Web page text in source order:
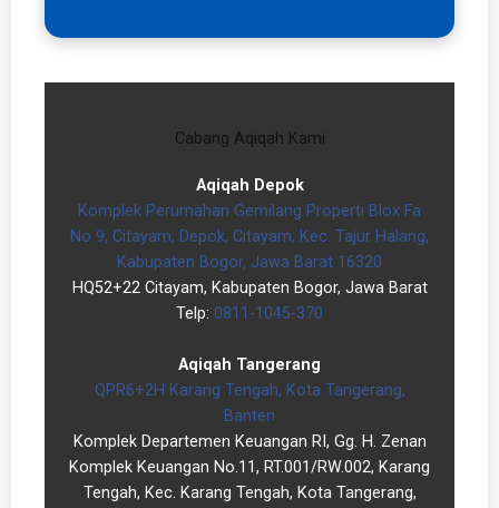
Cabang Aqiqah Kami
Aqiqah Depok
Komplek Perumahan Gemilang Properti Blox Fa
No 9, Citayam, Depok, Citayam, Kec. Tajur Halang,
Kabupaten Bogor, Jawa Barat 16320
HQ52+22 Citayam, Kabupaten Bogor, Jawa Barat
Telp: 0811-1045-370
Aqiqah Tangerang
QPR6+2H Karang Tengah, Kota Tangerang,
Banten
Komplek Departemen Keuangan RI, Gg. H. Zenan
Komplek Keuangan No.11, RT.001/RW.002, Karang
Tengah, Kec. Karang Tengah, Kota Tangerang,